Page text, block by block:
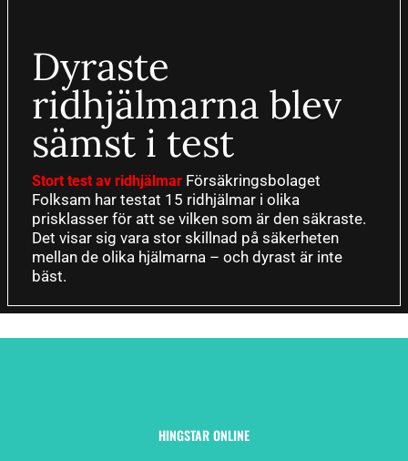
Dyraste
ridhjälmarna blev
sämst i test
Stort test av ridhjälmar Försäkringsbolaget
Folksam har testat 15 ridhjälmar i olika
prisklasser för att se vilken som är den säkraste.
Det visar sig vara stor skillnad på säkerheten
mellan de olika hjälmarna – och dyrast är inte
bäst.
HINGSTAR ONLINE